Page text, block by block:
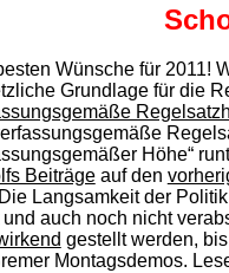
Wünsche für 2011!
Grundlage für die
Höhe“
Beiträgeauf den
Die Langsamkeit der
und auch noch nicht
gestellt werden,
Montagsdemos.